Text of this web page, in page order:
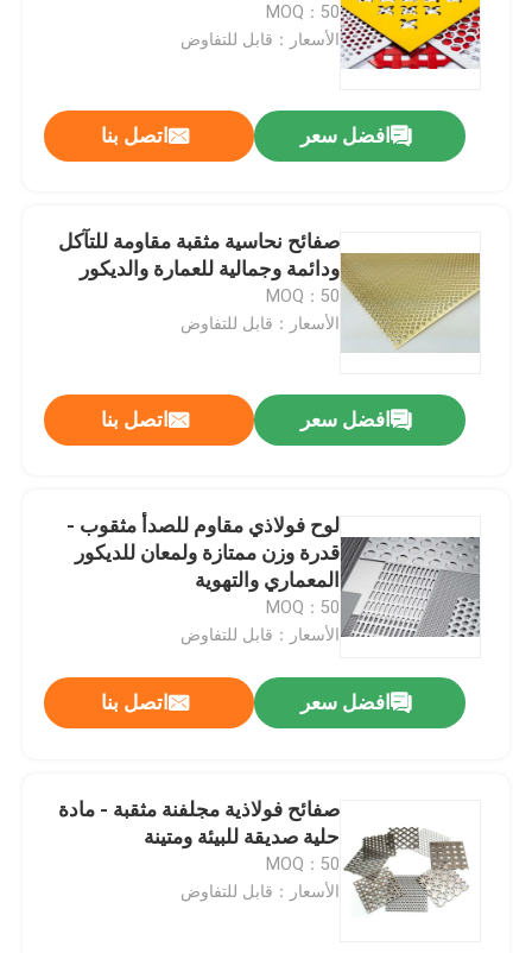
MOQ：50
الأسعار：قابل للتفاوض
افضل سعر اتصل بنا
صفائح نحاسية مثقبة مقاومة للتآكل
ودائمة وجمالية للعمارة والديكور
MOQ：50
الأسعار：قابل للتفاوض
افضل سعر اتصل بنا
لوح فولاذي مقاوم للصدأ مثقوب -
قدرة وزن ممتازة ولمعان للديكور
المعماري والتهوية
MOQ：50
الأسعار：قابل للتفاوض
افضل سعر اتصل بنا
صفائح فولاذية مجلفنة مثقبة - مادة
حلية صديقة للبيئة ومتينة
MOQ：50
الأسعار：قابل للتفاوض